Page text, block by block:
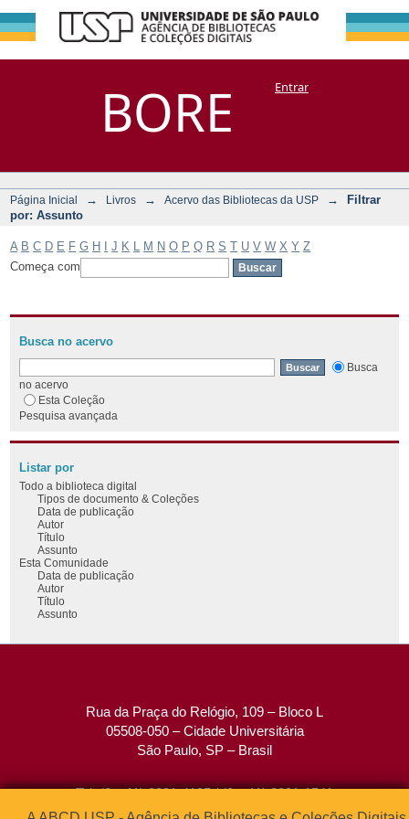
BORE
Filtrar por:
Assunto
DSpace/Manakin + CoriscoEntrar
Página Inicial → Livros → Acervo das Bibliotecas da USP →
Filtrar
por: Assunto
A B C D E F G H J K M N O P Q R S T U V W X Y Z
Começa com
Busca no acervo
Busca
no acervo
Esta Coleção
Pesquisa avançada
Listar por
Todo a biblioteca digital
Tipos de documento & Coleções
Data de publicação
Autor
Título
Assunto
Esta Comunidade
Data de publicação
Autor
Título
Assunto
Rua da Praça do Relógio, 109 – Bloco L
05508-050 – Cidade Universitária
São Paulo, SP – Brasil
Tel: (0xx11) 3091-4195 / (0xx11) 3091-1541
Fax: (0xx11) 3091-1567